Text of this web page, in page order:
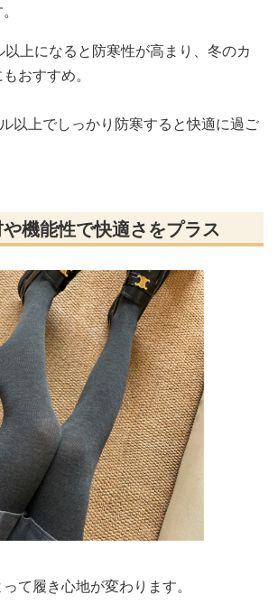
上になると防寒性が高まり、冬のカ
おすすめ。
以上でしっかり防寒すると快適に過ご
機能性で快適さをプラス
て履き心地が変わります。